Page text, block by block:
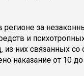
регионе за
и
из них связанных
наказание от 10